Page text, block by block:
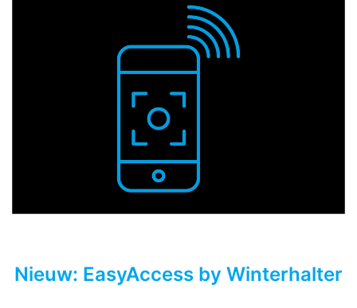
Nieuw: EasyAccess by Winterhalter